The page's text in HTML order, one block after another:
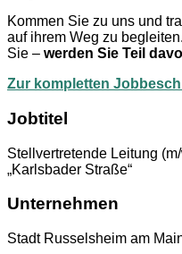
Kommen Sie zu uns und
auf ihrem Weg zu
Sie – werden Sie Teil
Zur kompletten
Jobtitel
Stellvertretende Leitung
„Karlsbader Straße“
Unternehmen
Stadt Russelsheim am